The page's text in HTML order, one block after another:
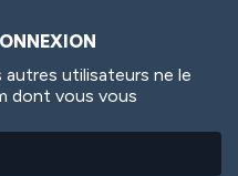
utilisateurs ne le
dont vous vous